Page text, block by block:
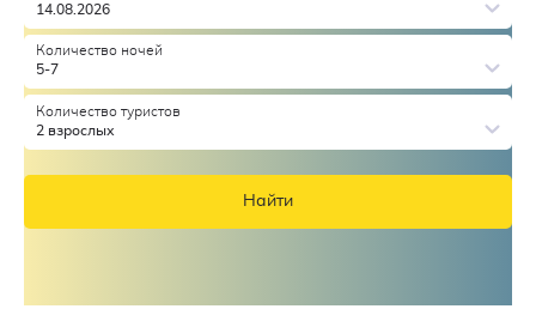
14.08.2026
Количество ночей
5-7
Количество туристов
2 взрослых
Найти